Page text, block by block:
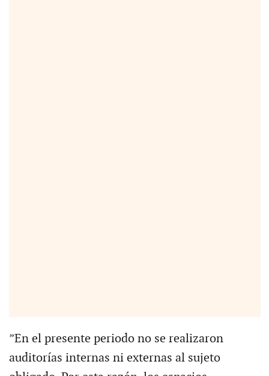
”En el presente periodo no se realizaron
auditorías internas ni externas al sujeto